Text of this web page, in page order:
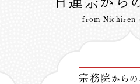
from
宗務院 からの